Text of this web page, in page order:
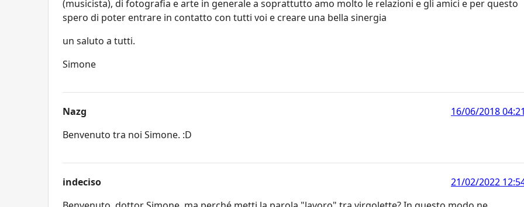
(musicista), di fotografia e arte in generale a soprattutto amo molto le relazioni e gli amici e per questo
spero di poter entrare in contatto con tutti voi e creare una bella sinergia
un saluto a tutti.
Simone
Nazg
16/06/2018 04:21
Benvenuto tra noi Simone. :D
indeciso
21/02/2022